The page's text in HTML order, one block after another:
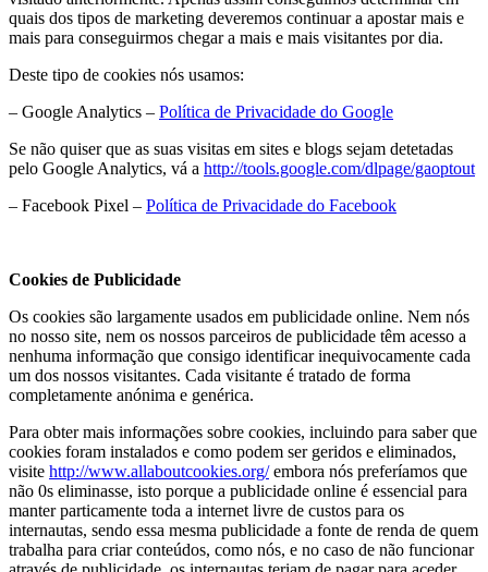
quais dos tipos de marketing deveremos continuar a apostar mais e
mais para conseguirmos chegar a mais e mais visitantes por dia.
Deste tipo de cookies nós usamos:
– Google Analytics – Política de Privacidade do Google
Se não quiser que as suas visitas em sites e blogs sejam detetadas
pelo Google Analytics, vá a http://tools.google.com/dlpage/gaoptout
– Facebook Pixel – Política de Privacidade do Facebook
Cookies de Publicidade
Os cookies são largamente usados em publicidade online. Nem nós
no nosso site, nem os nossos parceiros de publicidade têm acesso a
nenhuma informação que consigo identificar inequivocamente cada
um dos nossos visitantes. Cada visitante é tratado de forma
completamente anónima e genérica.
Para obter mais informações sobre cookies, incluindo para saber que
cookies foram instalados e como podem ser geridos e eliminados,
visite http://www.allaboutcookies.org/embora nós preferíamos que
não 0s eliminasse, isto porque a publicidade online é essencial para
manter particamente toda a internet livre de custos para os
internautas, sendo essa mesma publicidade a fonte de renda de quem
trabalha para criar conteúdos, como nós, e no caso de não funcionar